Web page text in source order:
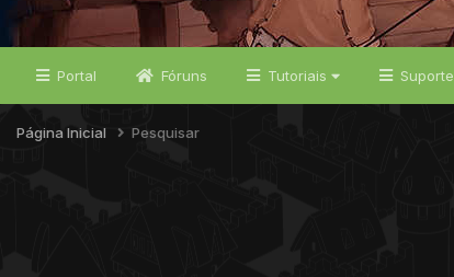
Portal Fóruns Tutoriais Suporte
Página Inicial Pesquisar